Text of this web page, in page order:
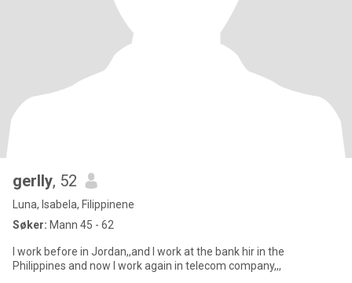
gerlly, 52
Luna, Isabela, Filippinene
Søker: Mann 45 - 62
I work before in Jordan,,and I work at the bank hir in the
Philippines and now I work again in telecom company,,,